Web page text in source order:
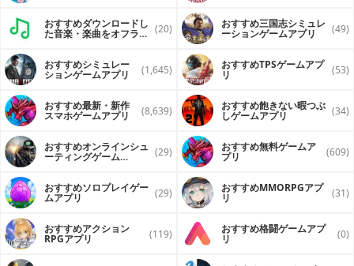
おすすめダウンロードし
た音楽・楽曲をオフライ (20) おすすめ三国志シミュレ
ーションゲームアプリ (49)
おすすめシミュレー
ションゲームアプリ (1,645) おすすめTPSゲームアプ
リ (53)
おすすめ最新・新作
スマホゲームアプリ (8,639) おすすめ飽きない暇つぶ
しゲームアプリ (34)
おすすめオンラインシュ
ーティングゲーム (29) おすすめ無料ゲームア
プリ (609)
おすすめソロプレイゲー
ムアプリ (29) おすすめ MMORPGアプ
リ (31)
おすすめアクション
RPGアプリ (119) おすすめ格闘ゲームアプ
リ (0)